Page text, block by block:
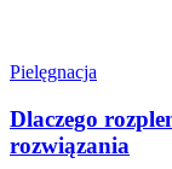
Pielęgnacja
Dlaczego
rozwiązania